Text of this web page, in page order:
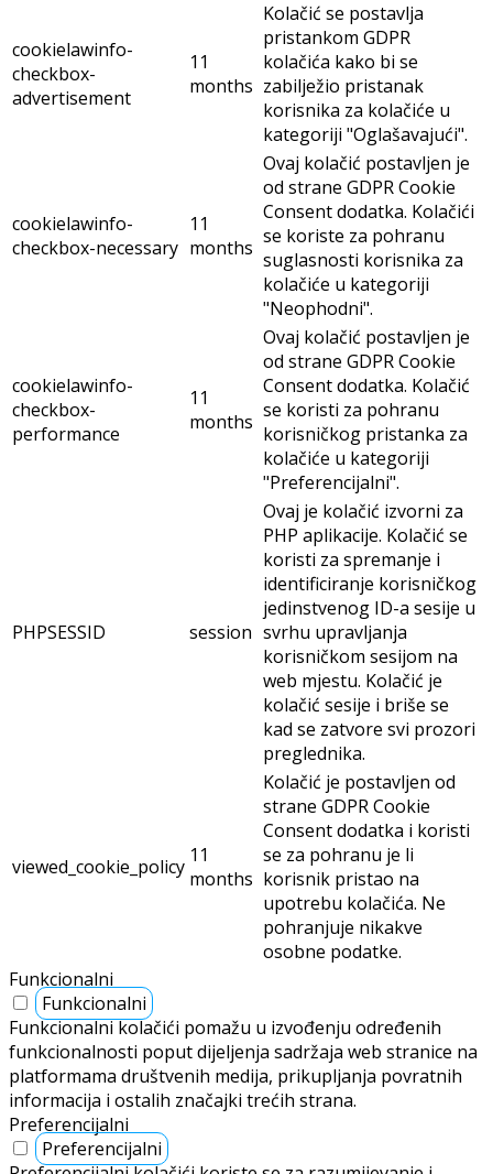
cookielawinfo-
checkbox-
advertisement
11
months
Kolačić se postavlja
pristankom GDPR
kolačića kako bi se
zabilježio pristanak
korisnika za kolačiće u
kategoriji "Oglašavajući".
cookielawinfo-
checkbox-necessary
11
months
Ovaj kolačić postavljen je
od strane GDPR Cookie
Consent dodatka. Kolačići
se koriste za pohranu
suglasnosti korisnika za
kolačiće u kategoriji
"Neophodni".
cookielawinfo-
checkbox-
performance
11
months
Ovaj kolačić postavljen je
od strane GDPR Cookie
Consent dodatka. Kolačić
se koristi za pohranu
korisničkog pristanka za
kolačiće u kategoriji
"Preferencijalni".
PHPSESSID session
Ovaj je kolačić izvorni za
PHP aplikacije. Kolačić se
koristi za spremanje i
identificiranje korisničkog
jedinstvenog ID-a sesije u
svrhu upravljanja
korisničkom sesijom na
web mjestu. Kolačić je
kolačić sesije i briše se
kad se zatvore svi prozori
preglednika.
viewed_cookie_policy 11
months
Kolačić je postavljen od
strane GDPR Cookie
Consent dodatka i koristi
se za pohranu je li
korisnik pristao na
upotrebu kolačića. Ne
pohranjuje nikakve
osobne podatke.
Funkcionalni
Funkcionalni
Funkcionalni kolačići pomažu u izvođenju određenih
funkcionalnosti poput dijeljenja sadržaja web stranice na
platformama društvenih medija, prikupljanja povratnih
informacija i ostalih značajki trećih strana.
Preferencijalni
Preferencijalni